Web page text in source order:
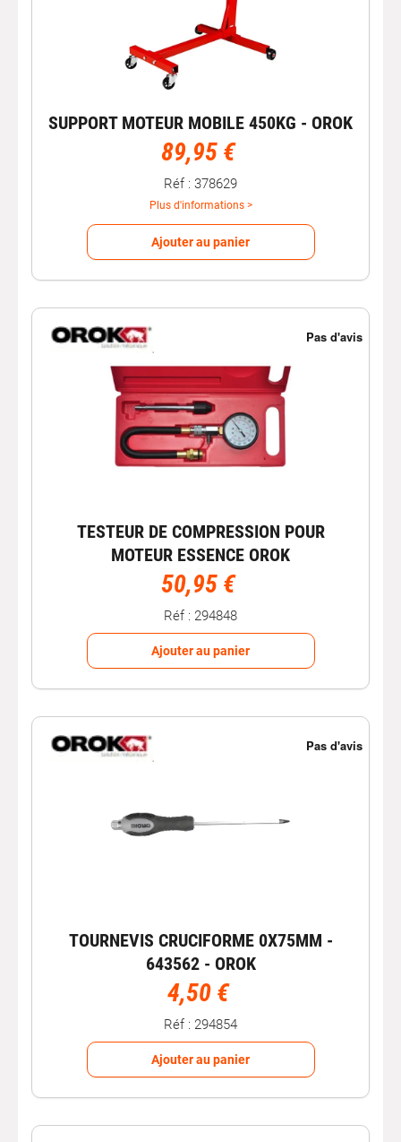
SUPPORT MOTEUR MOBILE 450KG - OROK
89,95 €
Réf : 378629
Plus d'informations >
Ajouter au panier
TESTEUR DE COMPRESSION POUR
MOTEUR ESSENCE OROK
50,95 €
Réf : 294848
Ajouter au panier
TOURNEVIS CRUCIFORME 0X75MM -
643562 - OROK
4,50 €
Réf : 294854
Ajouter au panier